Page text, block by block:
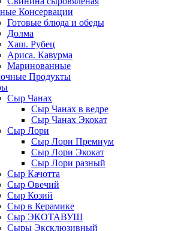
Консервации
Готовые блюда и обеды
Долма
Хаш. Рубец
Ариса. Кавурма
Маринованные
Продукты
Сыр Чанах
Сыр Чанах в ведре
Сыр Чанах Экокат
Сыр Лори
Сыр Лори Премиум
Сыр Лори Экокат
Сыр Лори разный
Сыр Качотта
Сыр Овечий
Сыр Козий
Сыр в Керамике
Сыр ЭКОТАВУШ
Сыры Эксклюзивный